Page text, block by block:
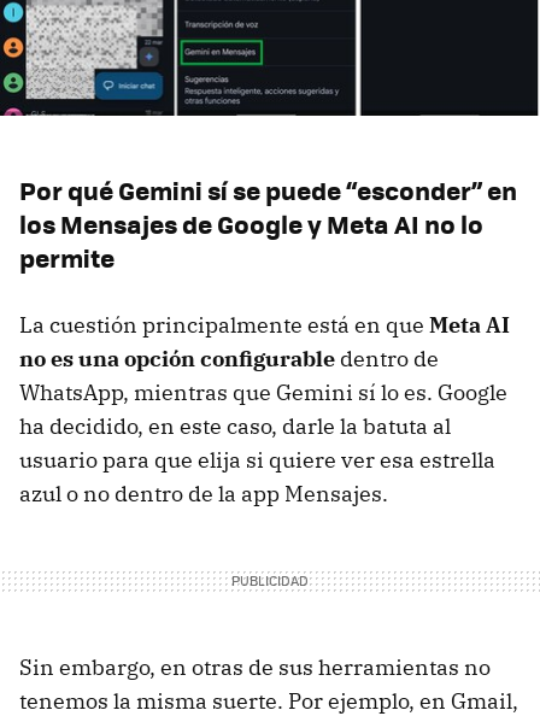
Por qué Gemini sí se puede “esconder” en
los Mensajes de Google y Meta AI no lo
permite
La cuestión principalmente está en que Meta AI
no es una opción configurable dentro de
WhatsApp, mientras que Gemini sí lo es. Google
ha decidido, en este caso, darle la batuta al
usuario para que elija si quiere ver esa estrella
azul o no dentro de la app Mensajes.
Sin embargo, en otras de sus herramientas no
tenemos la misma suerte. Por ejemplo, en Gmail,